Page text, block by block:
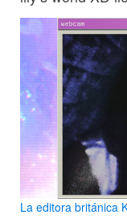
La editora británica